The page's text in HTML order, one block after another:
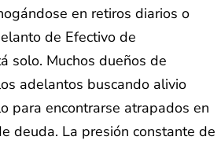
en retiros diarios o
de Efectivo de
solo. Muchos dueños de
adelantos buscando alivio
para encontrarse atrapados en
deuda. La presión constante de